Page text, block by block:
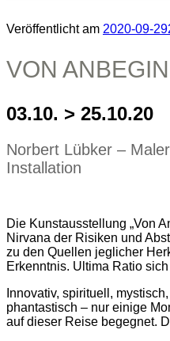
Veröffentlicht am 2020-09-29
VON
03.10. > 25.10.20
Norbert Lübker –
Installation
Die Kunstausstellung „Von
Nirvana der Risiken und
zu den Quellen jeglicher
Erkenntnis. Ultima Ratio
Innovativ, spirituell,
phantastisch – nur einige
auf dieser Reise begegnet.